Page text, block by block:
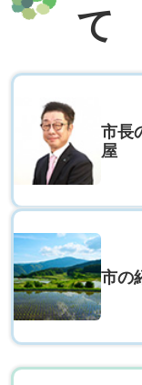
令和9年4
補者採用
します
2026年
養父市イ
を募集しま
2026年07
AI電話応
係る公募
て
市長
屋
市の